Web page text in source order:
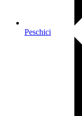
Peschici